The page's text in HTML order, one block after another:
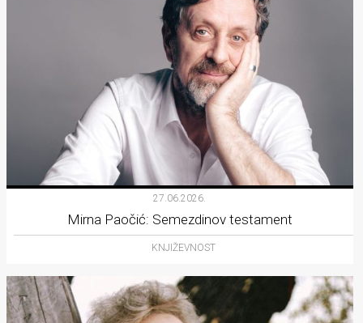
27.06.2026.
Mirna Paočić: Semezdinov testament
KNJIŽEVNOST